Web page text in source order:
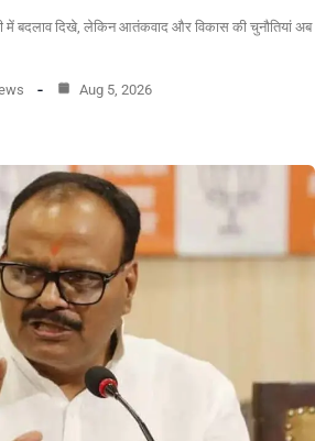
में बदलाव दिखे, लेकिन आतंकवाद और विकास की चुनौतियां अब
Aug 5, 2026